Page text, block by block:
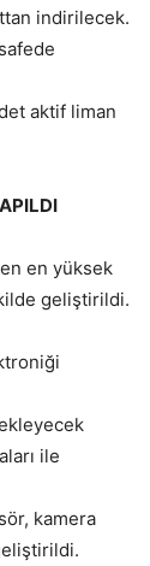
indirilecek.
aktif liman
en yüksek
geliştirildi.
ile
kamera